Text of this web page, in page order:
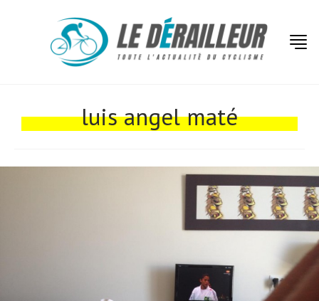
luis angel maté
Tests de produits
Conseils